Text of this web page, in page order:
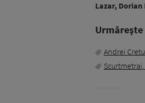
Lazar,
Urmăreşte
Andrei